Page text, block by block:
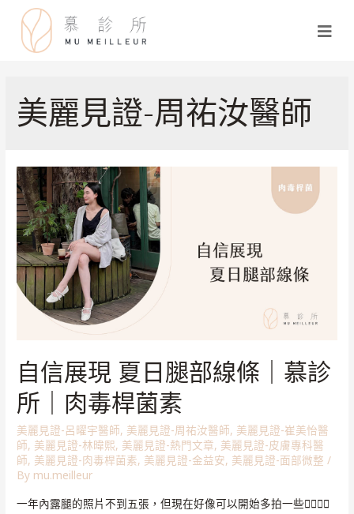
美麗見證-周祐汝醫師
自信展現 夏日腿部線條｜慕診
所｜肉毒桿菌素
美麗見證-呂曜宇醫師, 美麗見證-周祐汝醫師, 美麗見證-崔美怡醫
師, 美麗見證-林暐熙, 美麗見證-熱門文章, 美麗見證-皮膚專科醫
師, 美麗見證-肉毒桿菌素, 美麗見證-金益安, 美麗見證-面部微整 /
By mu.meilleur
一年內露腿的照片不到五張，但現在好像可以開始多拍一些🧏🏻‍♀️✨